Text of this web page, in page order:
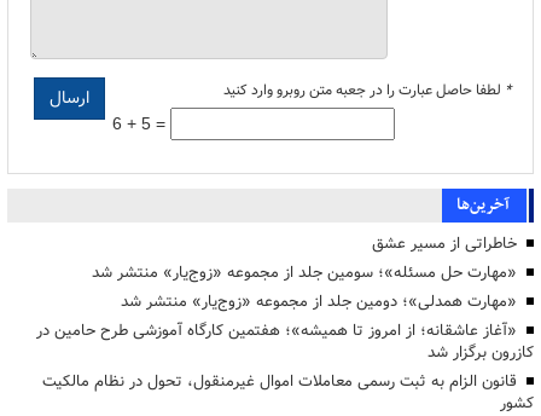
* لطفا حاصل عبارت را در جعبه متن روبرو وارد کنید
6 + 5 =
آخرین‌ها
خاطراتی از مسیر عشق
«مهارت حل مسئله»؛ سومین جلد از مجموعه «زوج‌یار» منتشر شد
«مهارت همدلی»؛ دومین جلد از مجموعه «زوج‌یار» منتشر شد
«آغاز عاشقانه؛ از امروز تا همیشه»؛ هفتمین کارگاه آموزشی طرح حامین در
کازرون برگزار شد
قانون الزام به ثبت رسمی معاملات اموال غیرمنقول، تحول در نظام مالکیت
کشور